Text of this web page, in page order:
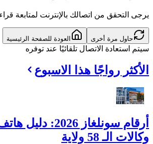
يرجى التحقق من اتصالك بالإنترنت لمتابعة
حاول مرة أخرى العودة للصفحة الرئيسية
سيتم استعادة الاتصال تلقائيًا عند توفره
الأكثر رواجًا هذا الاسبوع
أرقام سونلغاز 2026:
وكالات الـ 58 ولاية